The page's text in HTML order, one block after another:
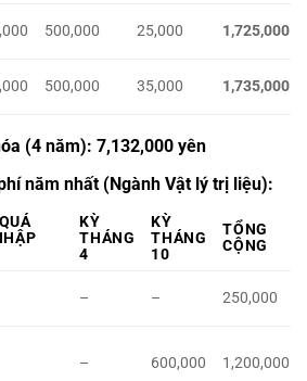
500,000 25,000 1,725,000
500,000 35,000 1,735,000
(4 năm): 7,132,000 yên
năm nhất (Ngành Vật lý trị liệu):
KỲ
THÁNG
4
KỲ
THÁNG
10
TỔNG
CỘNG
– – 250,000
– 600,000 1,200,000